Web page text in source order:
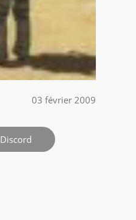
03 février 2009
Discord